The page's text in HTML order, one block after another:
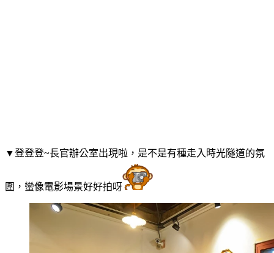
▼登登登~長官辦公室出現啦，是不是有種走入時光隧道的氛
圍，蠻像電影場景好好拍呀